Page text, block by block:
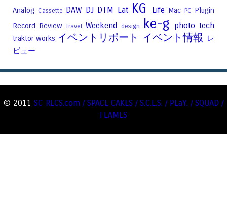
Analog Cassette DAW DJ DTM Eat KG Life Mac PC Plugin
Record Review Travel Weekend design ke-g photo tech
traktor works イベントリポート イベント情報
レ
ビュー
© 2011 SC-RECS.com / SPACE CAKES / S.C.L.S. / PLaY. / SQUAD /
FLAMES